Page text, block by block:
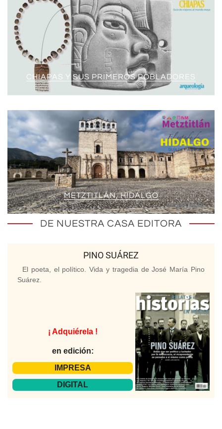
CHIAPAS Y SUS PRIMEROS POBLADORES
METZTITLÁN, HIDALGO
DE NUESTRA CASA EDITORA
PINO SUÁREZ
El poeta, el político. Vida y tragedia de José María Pino
Suárez.
¡ Adquiérela !
en edición:
IMPRESA
DIGITAL